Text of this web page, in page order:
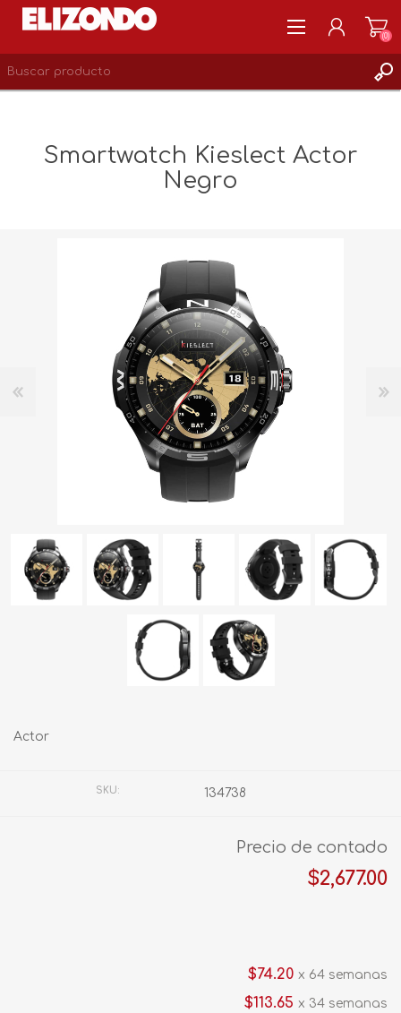
(0)
Smartwatch Kieslect Actor
Negro
Actor
SKU: 134738
Precio de contado
$2,677.00
$74.20 x 64 semanas
$113.65 x 34 semanas